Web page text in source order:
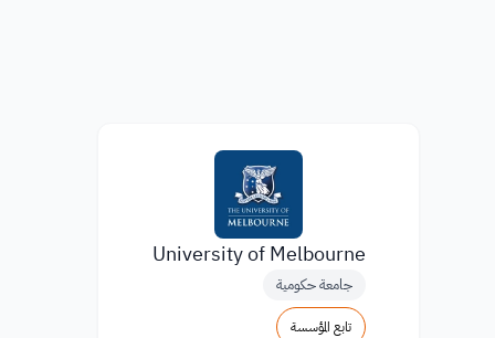
University of Melbourne
جامعة حكومية
تابع المؤسسة